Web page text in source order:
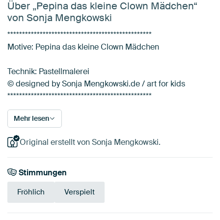
Über „Pepina das kleine Clown Mädchen“
von Sonja Mengkowski
*************************************************
Motive: Pepina das kleine Clown Mädchen
Technik: Pastellmalerei
© designed by Sonja Mengkowski.de / art for kids
*************************************************
Mehr lesen
Original erstellt von Sonja Mengkowski.
Stimmungen
Fröhlich Verspielt